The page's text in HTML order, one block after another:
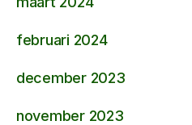
februari 2024
december 2023
november 2023